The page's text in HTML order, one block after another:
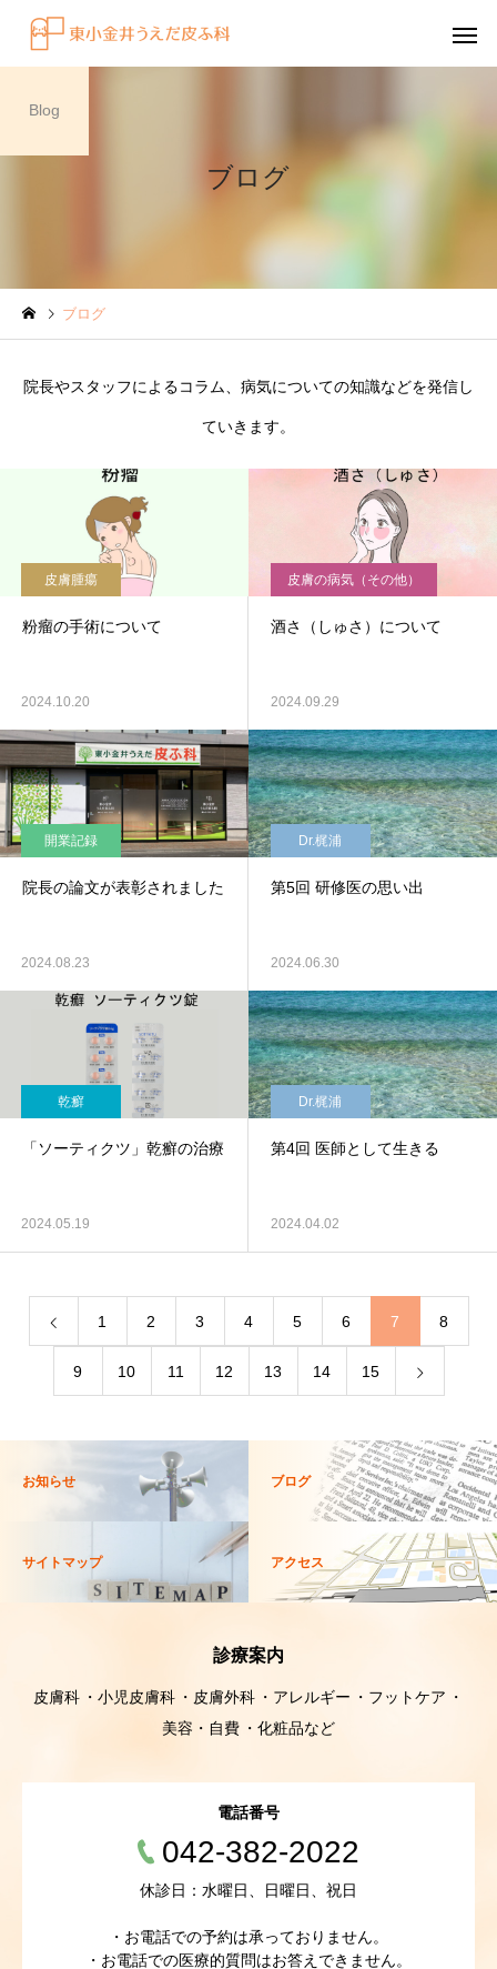
水虫（足白癬）を放置する
円形脱毛症になぜ「光
～エキシマライト（紫
ブログ
Blog
ブログ
院長やスタッフによるコラム、病気についての知識などを発信し
ていきます。
皮膚腫瘍
粉瘤の手術について
2024.10.20
皮膚の病気（その他）
酒さ（しゅさ）について
2024.09.29
開業記録
院長の論文が表彰されました
2024.08.23
Dr.梶浦
第5回 研修医の思い出
2024.06.30
乾癬
「ソーティクツ」乾癬の治療
2024.05.19
Dr.梶浦
第4回 医師として生きる
2024.04.02
1 2 3 4 5 6 7 8
9 10 11 12 13 14 15
お知らせ ブログ
サイトマップ アクセス
診療案内
皮膚科 小児皮膚科 皮膚外科 アレルギー
フットケア
美容・自費
化粧品など
電話番号
042-382-2022
休診日：水曜日、日曜日、祝日
・お電話での予約は承っておりません。
・お電話での医療的質問はお答えできません。